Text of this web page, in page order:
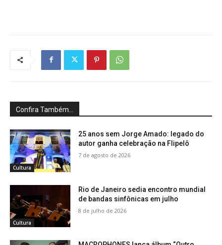
Confira Também...
Cultura
25 anos sem Jorge Amado: legado do
autor ganha celebração na Flipelô
7 de agosto de 2026
Cultura
Rio de Janeiro sedia encontro mundial
de bandas sinfônicas em julho
8 de julho de 2026